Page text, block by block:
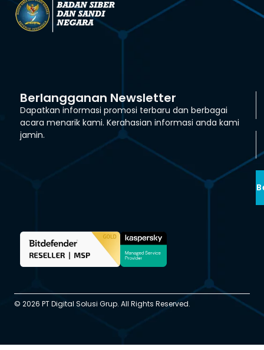
Berlangganan Newsletter
Dapatkan informasi promosi terbaru dan berbagai
acara menarik kami. Kerahasian informasi anda kami
jamin.
© 2026 PT Digital Solusi Grup. All Rights Reserved.